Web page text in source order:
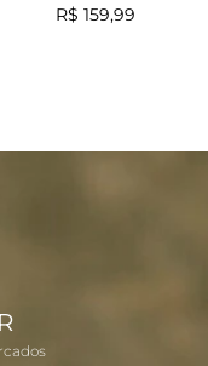
R$ 159,99